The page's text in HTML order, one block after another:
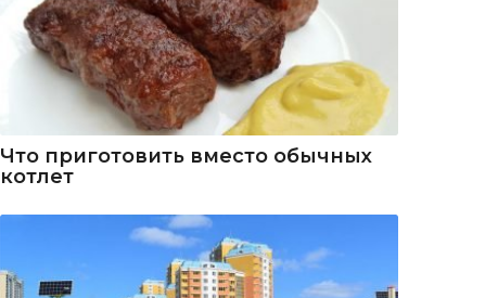
Что приготовить вместо обычных
котлет